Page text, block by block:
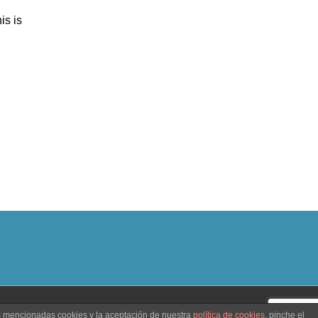
is
cookies y la aceptación de nuestra política de cookies, pinche el